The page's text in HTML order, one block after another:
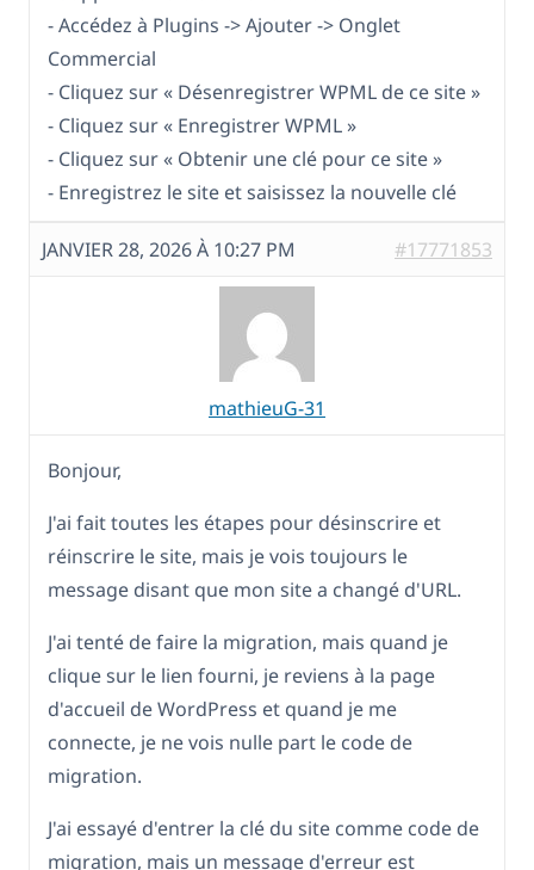
- Accédez à Plugins -> Ajouter -> Onglet
Commercial
- Cliquez sur « Désenregistrer WPML de ce site »
- Cliquez sur « Enregistrer WPML »
- Cliquez sur « Obtenir une clé pour ce site »
- Enregistrez le site et saisissez la nouvelle clé
JANVIER 28, 2026 À 10:27 PM #17771853
mathieuG-31
Bonjour,
J'ai fait toutes les étapes pour désinscrire et
réinscrire le site, mais je vois toujours le
message disant que mon site a changé d'URL.
J'ai tenté de faire la migration, mais quand je
clique sur le lien fourni, je reviens à la page
d'accueil de WordPress et quand je me
connecte, je ne vois nulle part le code de
migration.
J'ai essayé d'entrer la clé du site comme code de
migration, mais un message d'erreur est